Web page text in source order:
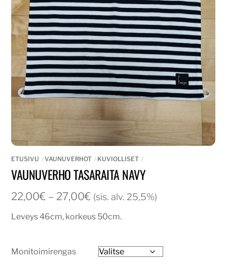
ETUSIVU VAUNUVERHOT KUVIOLLISET
VAUNUVERHO TASARAITA NAVY
22,00€ – 27,00€ Hintaluokka:
-
(sis. alv. 25,5%)
Leveys 46cm, korkeus 50cm.
Monitoimirengas